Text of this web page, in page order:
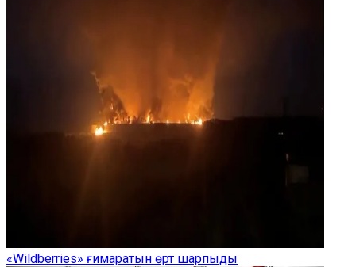
«Wildberries» ғимаратын өрт шарпыды